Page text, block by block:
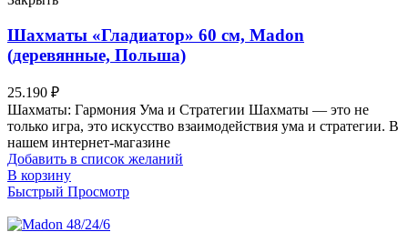
Шахматы «Гладиатор» 60 см, Madon
(деревянные, Польша)
25.190 ₽
Шахматы: Гармония Ума и Стратегии Шахматы — это не
только игра, это искусство взаимодействия ума и стратегии. В
нашем интернет-магазине
Добавить в список желаний
В корзину
Быстрый Просмотр